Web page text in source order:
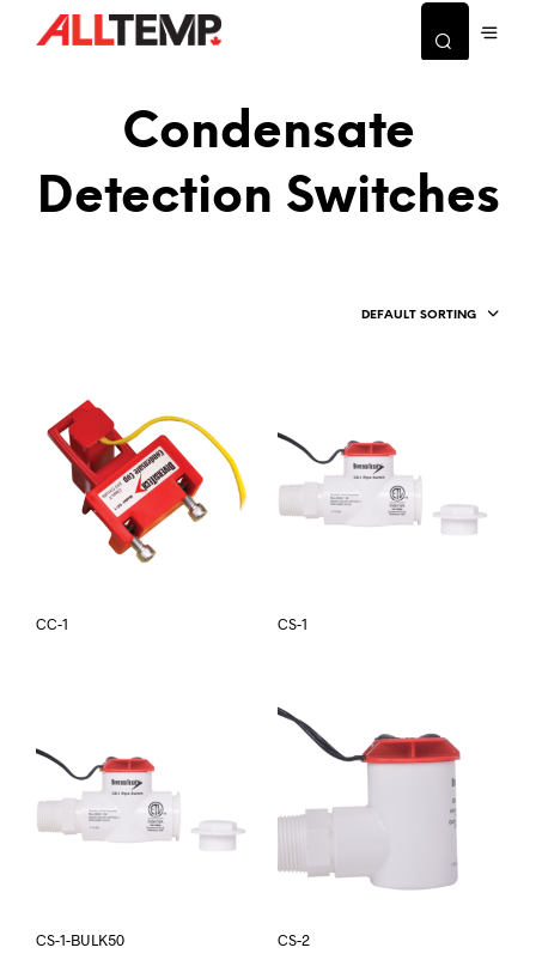
Condensate
Detection Switches
DEFAULT SORTING
CC-1 CS-1
CS-1-BULK50 CS-2